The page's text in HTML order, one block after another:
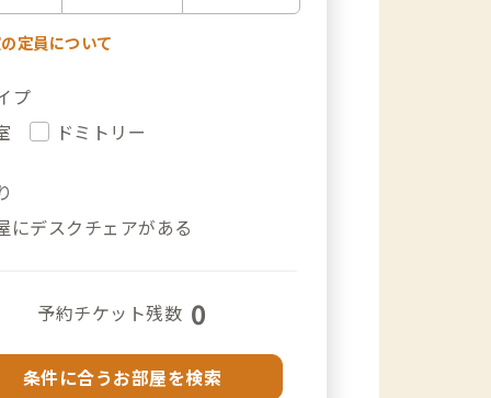
定員について
プ
ドミトリー
にデスクチェアがある
予約チケット残数 0
条件に合うお部屋を検索